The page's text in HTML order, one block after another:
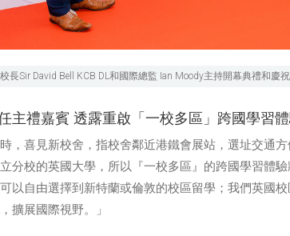
長Sir David Bell KCB DL和國際總監 Ian Moody主持開幕典禮和慶祝
主禮嘉賓 透露重啟「一校多區」跨國學習
，喜見新校舍，指校舍鄰近港鐵會展站，選址交通
分校的英國大學，所以『一校多區』的跨國學習體
以自由選擇到新特蘭或倫敦的校區留學；我們英國
擴展國際視野。」